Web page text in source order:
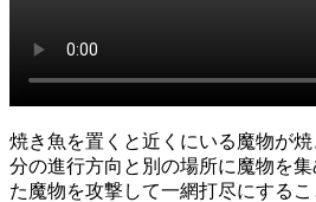
焼き魚を置くと近くにいる魔物が
分の進行方向と別の場所に魔物を
た魔物を攻撃して一網打尽にするこ